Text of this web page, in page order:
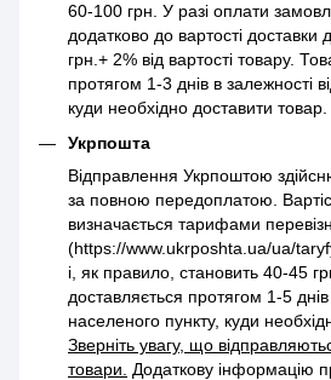
60-100 грн. У разі оплати
додатково до вартості доставки
грн.+ 2% від вартості товару.
протягом 1-3 днів в залежності
куди необхідно доставити товар.
Укрпошта
Відправлення Укрпоштою
за повною передоплатою.
визначається тарифами
(https://www.ukrposhta.ua/ua/
і, як правило, становить 40-45
доставляється протягом 1-5 днів
населеного пункту, куди
Зверніть увагу, що
товари.
Додаткову інформацію